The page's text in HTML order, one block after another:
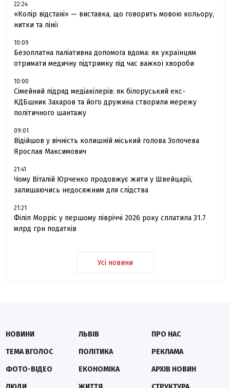
22:24
«Колір відстані» — виставка, що говорить мовою кольору,
нитки та лінії
10:09
Безоплатна паліативна допомога вдома: як українцям
отримати медичну підтримку під час важкої хвороби
10:00
Сімейний підряд медіакілерів: як білоруський екс-
КДБшник Захаров та його дружина створили мережу
політичного шантажу
09:01
Відійшов у вічність колишній міський голова Золочева
Ярослав Максимович
21:41
Чому Віталій Юрченко продовжує жити у Швейцарії,
залишаючись недосяжним для слідства
21:21
Філіп Морріс у першому півріччі 2026 року сплатила 31.7
млрд грн податків
Усі новини
НОВИНИ
ТЕМА ВГОЛОС
ФОТО-ВІДЕО
ЛЬВІВ
ПОЛІТИКА
ЕКОНОМІКА
ПРО НАС
РЕКЛАМА
АРХІВ НОВИН